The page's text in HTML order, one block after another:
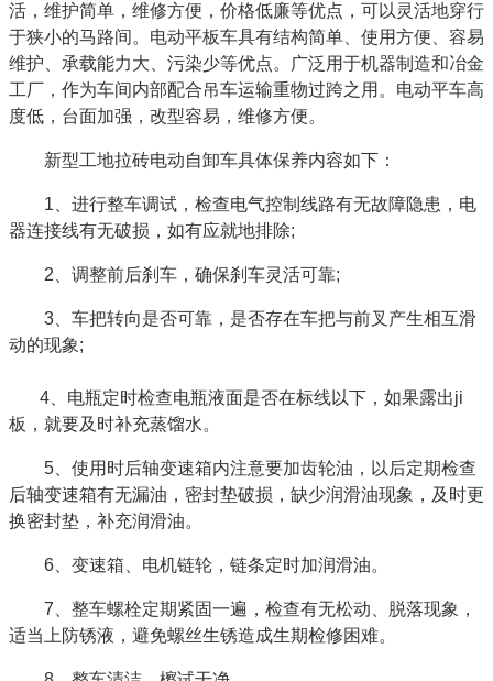
活，维护简单，维修方便，价格低廉等优点，可以灵活地穿行
于狭小的马路间。电动平板车具有结构简单、使用方便、容易
维护、承载能力大、污染少等优点。广泛用于机器制造和冶金
工厂，作为车间内部配合吊车运输重物过跨之用。电动平车高
度低，台面加强，改型容易，维修方便。
新型工地拉砖电动自卸车具体保养内容如下：
1、进行整车调试，检查电气控制线路有无故障隐患，电
器连接线有无破损，如有应就地排除;
2、调整前后刹车，确保刹车灵活可靠;
3、车把转向是否可靠，是否存在车把与前叉产生相互滑
动的现象;
4、电瓶定时检查电瓶液面是否在标线以下，如果露出ji
板，就要及时补充蒸馏水。
5、使用时后轴变速箱内注意要加齿轮油，以后定期检查
后轴变速箱有无漏油，密封垫破损，缺少润滑油现象，及时更
换密封垫，补充润滑油。
6、变速箱、电机链轮，链条定时加润滑油。
7、整车螺栓定期紧固一遍，检查有无松动、脱落现象，
适当上防锈液，避免螺丝生锈造成生期检修困难。